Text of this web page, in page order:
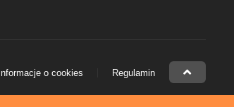
Informacje o cookies Regulamin